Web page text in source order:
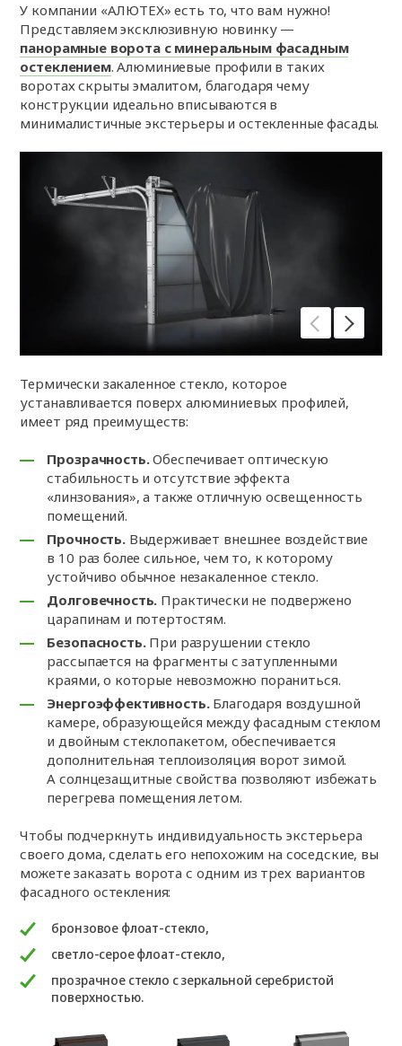
У компании «АЛЮТЕХ» есть то, что вам нужно!
Представляем эксклюзивную новинку —
панорамные ворота с минеральным фасадным
остеклением. Алюминиевые профили в таких
воротах скрыты эмалитом, благодаря чему
конструкции идеально вписываются в
минималистичные экстерьеры и остекленные фасады.
Термически закаленное стекло, которое
устанавливается поверх алюминиевых профилей,
имеет ряд преимуществ:
Прозрачность.Обеспечивает оптическую
стабильность и отсутствие эффекта
«линзования», а также отличную освещенность
помещений.
Прочность.Выдерживает внешнее воздействие
в 10 раз более сильное, чем то, к которому
устойчиво обычное незакаленное стекло.
Долговечность. Практически не подвержено
царапинам и потертостям.
Безопасность.При разрушении стекло
рассыпается на фрагменты с затупленными
краями, о которые невозможно пораниться.
Энергоэффективность.Благодаря воздушной
камере, образующейся между фасадным стеклом
и двойным стеклопакетом, обеспечивается
дополнительная теплоизоляция ворот зимой.
А солнцезащитные свойства позволяют избежать
перегрева помещения летом.
Чтобы подчеркнуть индивидуальность экстерьера
своего дома, сделать его непохожим на соседские, вы
можете заказать ворота с одним из трех вариантов
фасадного остекления:
бронзовое флоат-стекло,
светло-серое флоат-стекло,
прозрачное стекло с зеркальной серебристой
поверхностью.